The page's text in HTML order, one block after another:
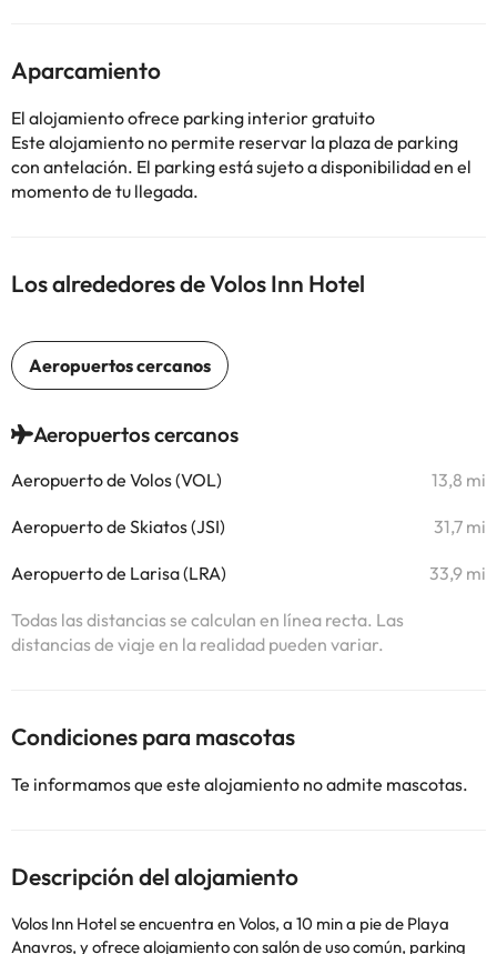
Aparcamiento
El alojamiento ofrece parking interior gratuito
Este alojamiento no permite reservar la plaza de parking
con antelación. El parking está sujeto a disponibilidad en el
momento de tu llegada.
Los alrededores de Volos Inn Hotel
Aeropuertos cercanos
Aeropuerto de Volos (VOL) 13,8 mi
Aeropuerto de Skiatos (JSI) 31,7 mi
Aeropuerto de Larisa (LRA) 33,9 mi
Todas las distancias se calculan en línea recta. Las
distancias de viaje en la realidad pueden variar.
Condiciones para mascotas
Te informamos que este alojamiento no admite mascotas.
Descripción del alojamiento
Volos Inn Hotel se encuentra en Volos, a 10 min a pie de Playa
Anavros, y ofrece alojamiento con salón de uso común, parking